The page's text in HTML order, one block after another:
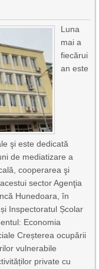
Luna
mai a
fiecărui
an este
şi este dedicată
de mediatizare a
cooperarea şi
sector Agenţia
Hunedoara, în
Inspectoratul Școlar
Economia
Creșterea ocupării
vulnerabile
private cu